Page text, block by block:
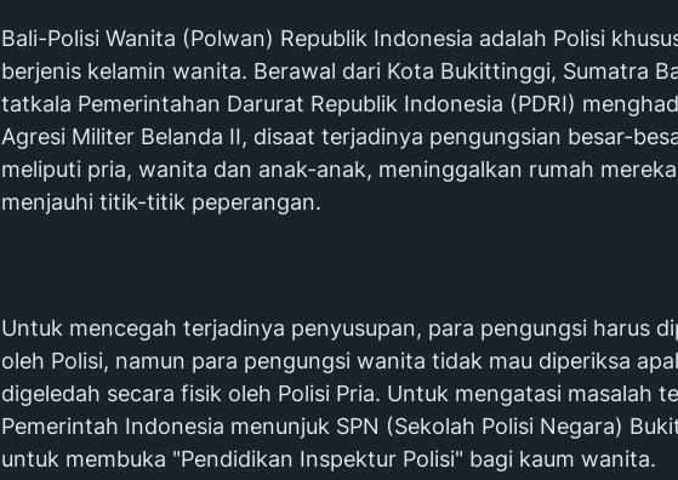
Bali-Polisi Wanita (Polwan) Republik Indonesia adalah Polisi
berjenis kelamin wanita. Berawal dari Kota Bukittinggi, Sumatra
tatkala Pemerintahan Darurat Republik Indonesia (PDRI)
Agresi Militer Belanda II, disaat terjadinya pengungsian besar-
meliputi pria, wanita dan anak-anak, meninggalkan rumah
menjauhi titik-titik peperangan.
Untuk mencegah terjadinya penyusupan, para pengungsi harus
oleh Polisi, namun para pengungsi wanita tidak mau diperiksa
digeledah secara fisik oleh Polisi Pria. Untuk mengatasi masalah
Pemerintah Indonesia menunjuk SPN (Sekolah Polisi Negara)
untuk membuka "Pendidikan Inspektur Polisi" bagi kaum wanita.